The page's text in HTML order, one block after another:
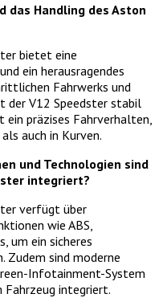
das Handling des Aston
bietet eine
ein herausragendes
Fahrwerks und
der V12 Speedster stabil
präzises Fahrverhalten,
auch in Kurven.
und Technologien sind
integriert?
verfügt über
wie ABS,
um ein sicheres
Zudem sind moderne
Infotainment-System
Fahrzeug integriert.